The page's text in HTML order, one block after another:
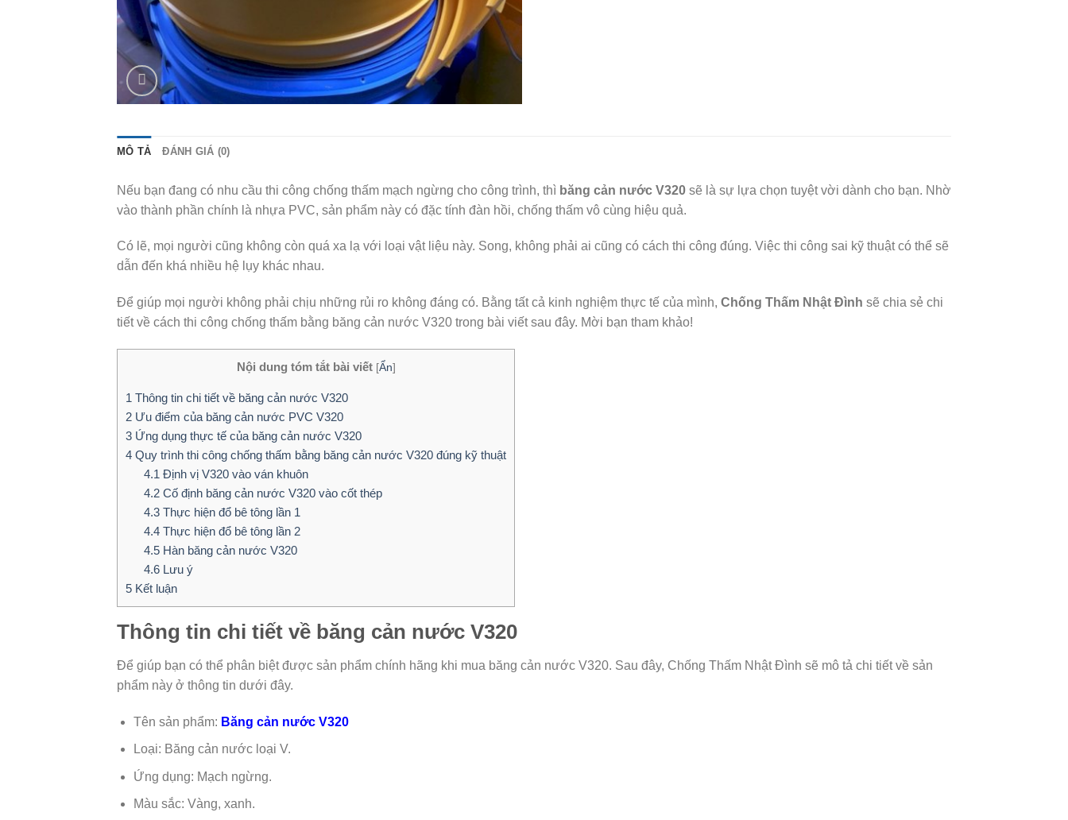
MÔ TẢ ĐÁNH GIÁ (0)
Nếu bạn đang có nhu cầu thi công chống thấm mạch ngừng cho công trình, thì băng cản nước V320 sẽ là sự lựa chọn tuyệt vời dành cho bạn. Nhờ
vào thành phần chính là nhựa PVC, sản phẩm này có đặc tính đàn hồi, chống thấm vô cùng hiệu quả.
Có lẽ, mọi người cũng không còn quá xa lạ với loại vật liệu này. Song, không phải ai cũng có cách thi công đúng. Việc thi công sai kỹ thuật có thể sẽ
dẫn đến khá nhiều hệ lụy khác nhau.
Để giúp mọi người không phải chịu những rủi ro không đáng có. Bằng tất cả kinh nghiệm thực tế của mình, Chống Thấm Nhật Đình sẽ chia sẻ chi
tiết về cách thi công chống thấm bằng băng cản nước V320 trong bài viết sau đây. Mời bạn tham khảo!
Nội dung tóm tắt bài viết [Ẩn]
1 Thông tin chi tiết về băng cản nước V320
2 Ưu điểm của băng cản nước PVC V320
3 Ứng dụng thực tế của băng cản nước V320
4 Quy trình thi công chống thấm bằng băng cản nước V320 đúng kỹ thuật
4.1 Định vị V320 vào ván khuôn
4.2Cố định băng cản nước V320 vào cốt thép
4.3Thực hiện đổ bê tông lần 1
4.4Thực hiện đổ bê tông lần 2
4.5Hàn băng cản nước V320
4.6Lưu ý
5 Kết luận
Thông tin chi tiết về băng cản nước V320
Để giúp bạn có thể phân biệt được sản phẩm chính hãng khi mua băng cản nước V320. Sau đây, Chống Thấm Nhật Đình sẽ mô tả chi tiết về sản
phẩm này ở thông tin dưới đây.
Tên sản phẩm: Băng cản nước V320
Loại: Băng cản nước loại V.
Ứng dụng: Mạch ngừng.
Màu sắc: Vàng, xanh.